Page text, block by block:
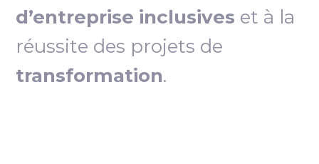
d’entreprise inclusives et à la
réussite des projets de
transformation.